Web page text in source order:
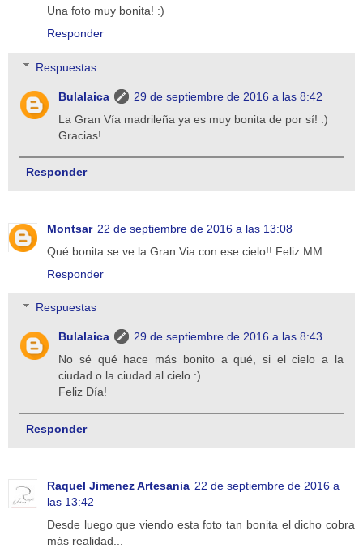
Una foto muy bonita! :)
Responder
Respuestas
Bulalaica
29 de septiembre de 2016 a las 8:42
La Gran Vía madrileña ya es muy bonita de por sí! :)
Gracias!
Responder
Montsar 22 de septiembre de 2016 a las 13:08
Qué bonita se ve la Gran Via con ese cielo!! Feliz MM
Responder
Respuestas
Bulalaica
29 de septiembre de 2016 a las 8:43
No sé qué hace más bonito a qué, si el cielo a la
ciudad o la ciudad al cielo :)
Feliz Día!
Responder
Raquel Jimenez Artesania 22 de septiembre de 2016 a
las 13:42
Desde luego que viendo esta foto tan bonita el dicho cobra
más realidad...